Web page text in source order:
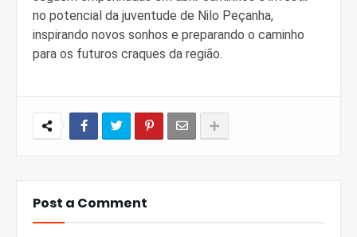
no potencial da juventude de Nilo Peçanha,
inspirando novos sonhos e preparando o caminho
para os futuros craques da região.
Post a Comment